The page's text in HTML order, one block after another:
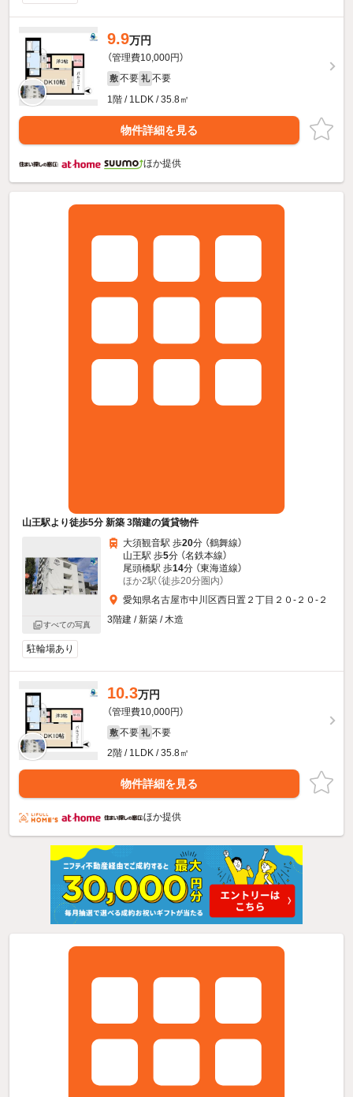
9.9万円
（管理費10,000円）
敷 不要 礼 不要
1階 / 1LDK / 35.8㎡
物件詳細を見る
ほか提供
山王駅より徒歩5分 新築 3階建の賃貸物件
すべての写真
大須観音駅 歩20分 （鶴舞線）
山王駅 歩5分 （名鉄本線）
尾頭橋駅 歩14分 （東海道線）
ほか2駅（徒歩20分圏内）
愛知県名古屋市中川区西日置２丁目２０-２０-２
3階建 / 新築 / 木造
駐輪場あり
10.3万円
（管理費10,000円）
敷 不要 礼 不要
2階 / 1LDK / 35.8㎡
物件詳細を見る
ほか提供